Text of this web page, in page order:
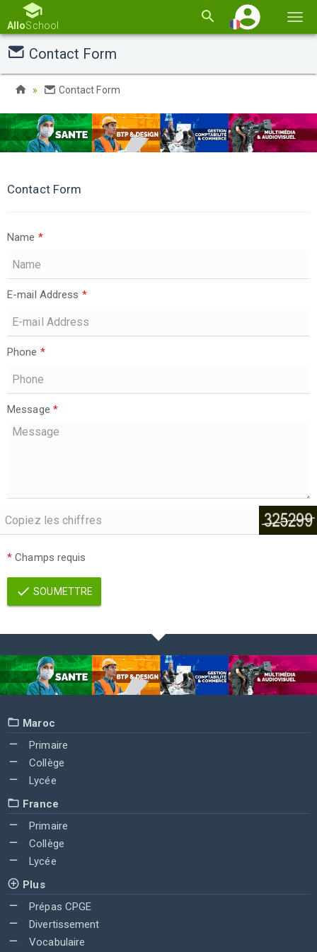
la
AlloSchool
Contact Form
Contact Form
Contact Form
Name *
E-mail Address *
Phone *
Message *
* Champs requis
SOUMETTRE
Maroc
Primaire
Collège
Lycée
France
Primaire
Collège
Lycée
Plus
Prépas CPGE
Divertissement
Vocabulaire